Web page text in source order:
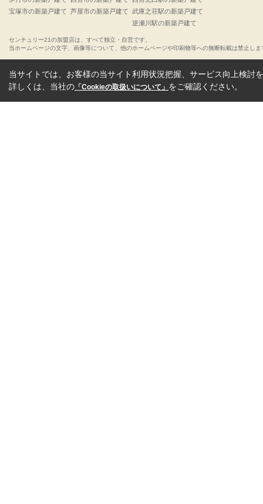
宝塚市の新築戸建て 芦屋市の新築戸建て 武庫之荘駅の新築戸建て
逆瀬川駅の新築戸建て
センチュリー21の加盟店は、すべて独立・自営です。
当ホームページの文字、画像等について、他のホームページや印刷物等への無断転載は禁止しま
当サイトでは、お客様の当サイト利用状況把握、サービス向上検討
詳しくは、当社の 「Cookieの取扱いについて」 をご確認ください。